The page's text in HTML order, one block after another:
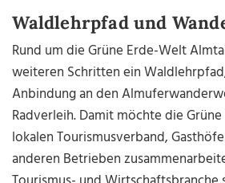
Waldlehrpfad und
Rund um die Grüne Erde-Welt
weiteren Schritten ein
Anbindung an den
Radverleih. Damit möchte die
lokalen Tourismusverband,
anderen Betrieben